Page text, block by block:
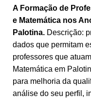
A Formação de
e Matemática nos
Palotina. Descrição:
dados que permitam
professores que
Matemática em
para melhoria da
análise do seu perfil,